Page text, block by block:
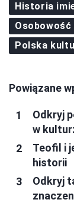
Historia
Osobowość
Polska
Powiązane
Odkryj
w
Teofil i
historii
Odkryj